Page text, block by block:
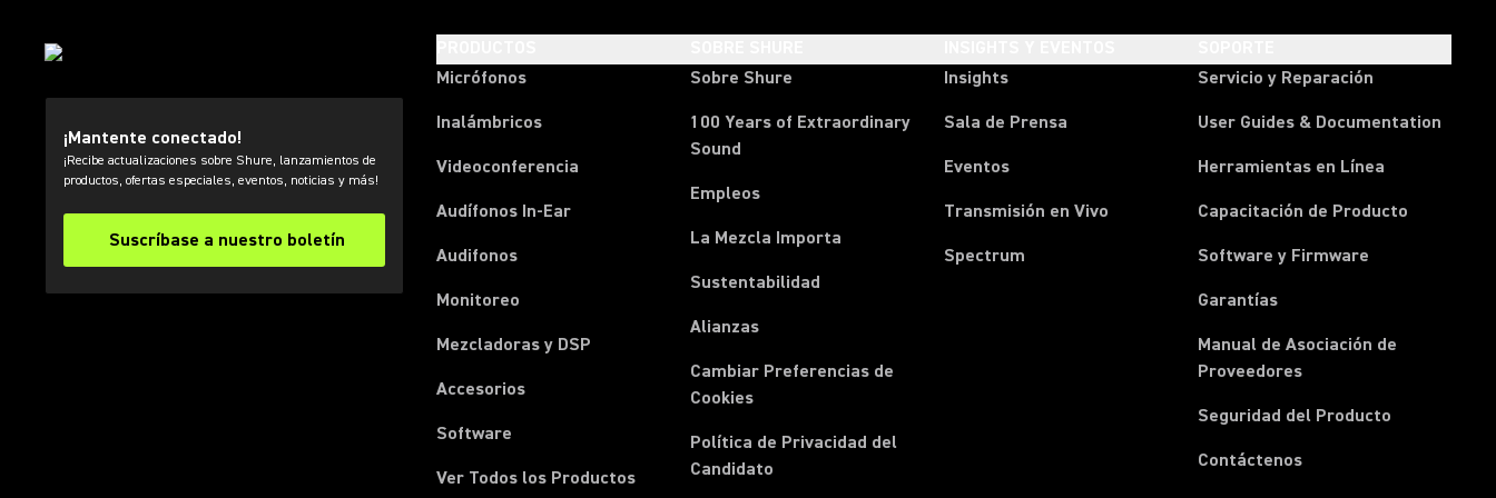
¡Mantente conectado!
¡Recibe actualizaciones sobre Shure, lanzamientos de
productos, ofertas especiales, eventos, noticias y más!
Suscríbase a nuestro boletín
Micrófonos
Inalámbricos
Videoconferencia
Audífonos In-Ear
Audifonos
Monitoreo
Mezcladoras y DSP
Accesorios
Software
Ver Todos los Productos
Sobre Shure
100 Years of Extraordinary
Sound
Empleos
La Mezcla Importa
Sustentabilidad
Alianzas
Cambiar Preferencias de
Cookies
Política de Privacidad del
Candidato
Insights
Sala de Prensa
Eventos
Transmisión en Vivo
Spectrum
Servicio y Reparación
User Guides & Documentation
Herramientas en Línea
Capacitación de Producto
Software y Firmware
Garantías
Manual de Asociación de
Proveedores(Opens in a new tab)
Seguridad del Producto
Contáctenos(Opens in a new tab)